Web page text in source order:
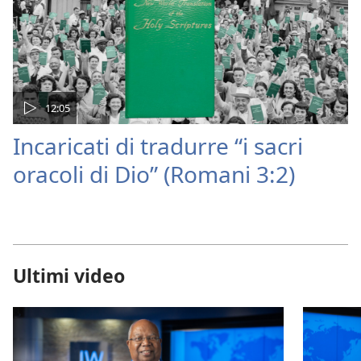
12:05
Incaricati di tradurre “i sacri
oracoli di Dio” (Romani 3:2)
Ultimi video